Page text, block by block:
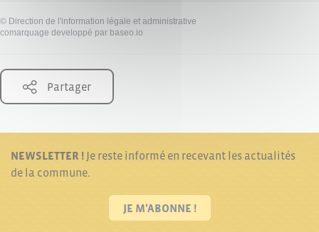
© Direction de l'information légale et administrative
comarquage developpé par baseo.io
Partager
NEWSLETTER ! Je reste informé en recevant les actualités
de la commune.
JE M'ABONNE !